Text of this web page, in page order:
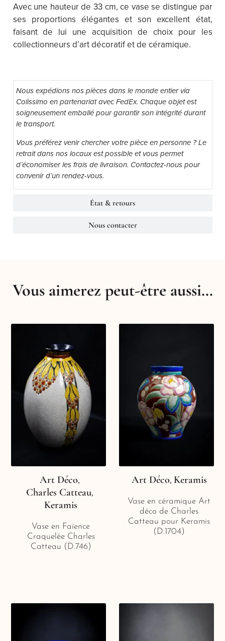
Avec une hauteur de 33 cm, ce vase se distingue par
ses proportions élégantes et son excellent état,
faisant de lui une acquisition de choix pour les
collectionneurs d’art décoratif et de céramique.
État & retours
Nous contacter
Nous expédions nos pièces dans le monde entier via
Colissimo en partenariat avec FedEx. Chaque objet est
soigneusement emballé pour garantir son intégrité durant
le transport.
Vous préférez venir chercher votre pièce en personne ? Le
retrait dans nos locaux est possible et vous permet
d’économiser les frais de livraison. Contactez-nous pour
convenir d’un rendez-vous.
Vous aimerez peut-être aussi…
Art Déco,
Charles Catteau,
Keramis
Vase en Faïence
Craquelée Charles
Catteau (D.746)
Art Déco, Keramis
Vase en céramique Art
déco de Charles
Catteau pour Keramis
(D.1704)